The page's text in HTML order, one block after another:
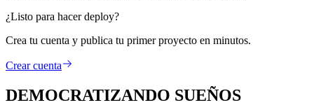
¿Listo para hacer deploy?
Crea tu cuenta y publica tu primer proyecto en minutos.
Crear cuenta
DEMOCRATIZANDO SUEÑOS